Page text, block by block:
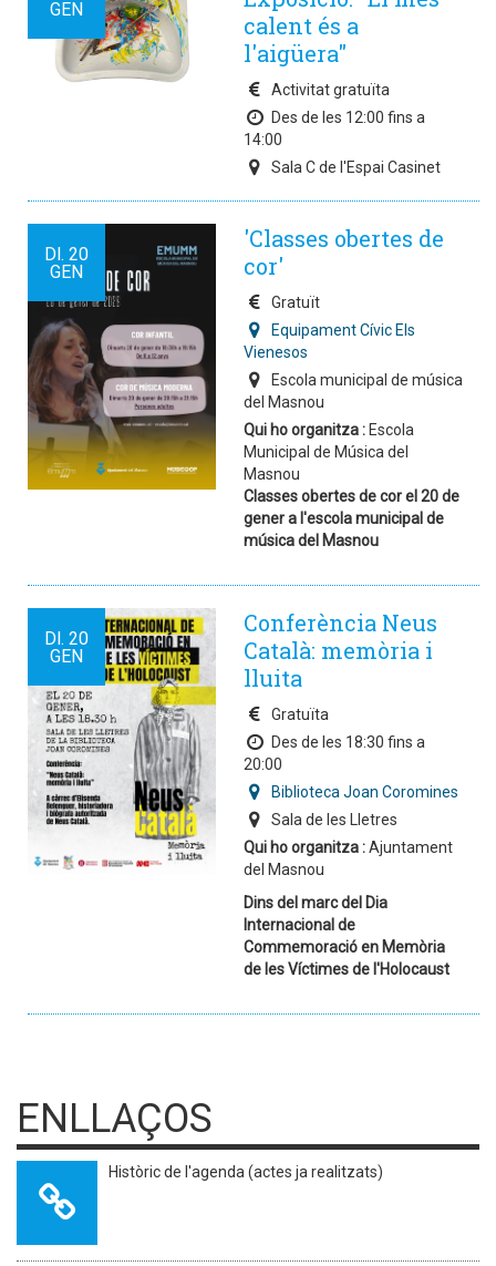
GEN
calent és a
l'aigüera"
Activitat gratuïta
Des de les 12:00 fins a
14:00
Sala C de l'Espai Casinet
Dl. 20
GEN
'Classes obertes de
cor'
Gratuït
Equipament Cívic Els
Vienesos
Escola municipal de música
del Masnou
Qui ho organitza : Escola
Municipal de Música del
Masnou
Classes obertes de cor el 20 de
gener a l'escola municipal de
música del Masnou
Dl. 20
GEN
Conferència Neus
Català: memòria i
lluita
Gratuïta
Des de les 18:30 fins a
20:00
Biblioteca Joan Coromines
Sala de les Lletres
Qui ho organitza :Ajuntament
del Masnou
Dins del marc del Dia
Internacional de
Commemoració en Memòria
de les Víctimes de l'Holocaust
ENLLAÇOS
Històric de l'agenda (actes ja realitzats)